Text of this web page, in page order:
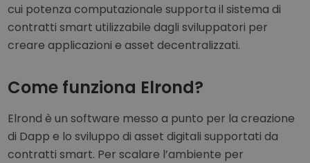
cui potenza computazionale supporta il sistema di
contratti smart utilizzabile dagli sviluppatori per
creare applicazioni e asset decentralizzati.
Come funziona Elrond?
Elrond è un software messo a punto per la creazione
di Dapp e lo sviluppo di asset digitali supportati da
contratti smart. Per scalare l’ambiente per